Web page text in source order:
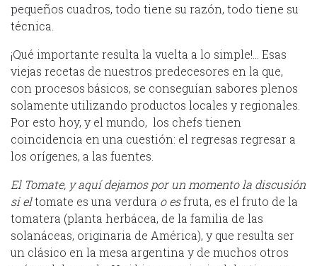
pequeños cuadros, todo tiene su razón, todo tiene su
técnica.
¡Qué importante resulta la vuelta a lo simple!… Esas
viejas recetas de nuestros predecesores en la que,
con procesos básicos, se conseguían sabores plenos
solamente utilizando productos locales y regionales.
Por esto hoy, y el mundo, los chefs tienen
coincidencia en una cuestión: el regresas regresar a
los orígenes, a las fuentes.
El Tomate, y aquí dejamos por un momento la discusión
si eltomate es una verdura o esfruta, es el fruto de la
tomatera (planta herbácea, de la familia de las
solanáceas, originaria de América), y que resulta ser
un clásico en la mesa argentina y de muchos otros